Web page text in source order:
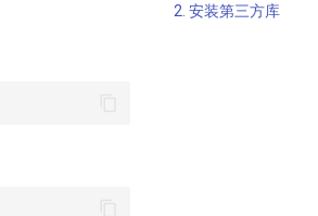
2. 安装第三方库